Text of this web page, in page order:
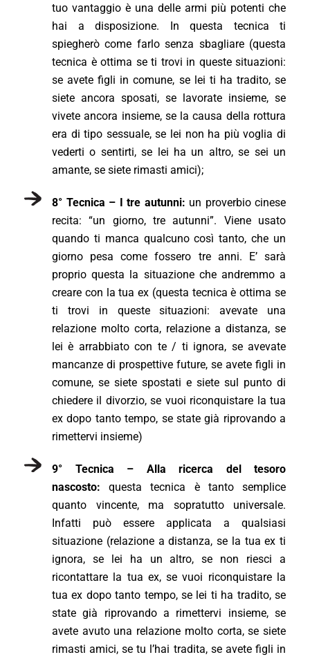
tuo vantaggio è una delle armi più potenti che
hai a disposizione. In questa tecnica ti
spiegherò come farlo senza sbagliare (questa
tecnica è ottima se ti trovi in queste situazioni:
se avete figli in comune, se lei ti ha tradito, se
siete ancora sposati, se lavorate insieme, se
vivete ancora insieme, se la causa della rottura
era di tipo sessuale, se lei non ha più voglia di
vederti o sentirti, se lei ha un altro, se sei un
amante, se siete rimasti amici);
8° Tecnica – I tre autunni: un proverbio cinese
recita: “un giorno, tre autunni”. Viene usato
quando ti manca qualcuno così tanto, che un
giorno pesa come fossero tre anni. E’ sarà
proprio questa la situazione che andremmo a
creare con la tua ex (questa tecnica è ottima se
ti trovi in queste situazioni: avevate una
relazione molto corta, relazione a distanza, se
lei è arrabbiato con te / ti ignora, se avevate
mancanze di prospettive future, se avete figli in
comune, se siete spostati e siete sul punto di
chiedere il divorzio, se vuoi riconquistare la tua
ex dopo tanto tempo, se state già riprovando a
rimettervi insieme)
9° Tecnica – Alla ricerca del tesoro
nascosto: questa tecnica è tanto semplice
quanto vincente, ma sopratutto universale.
Infatti può essere applicata a qualsiasi
situazione (relazione a distanza, se la tua ex ti
ignora, se lei ha un altro, se non riesci a
ricontattare la tua ex, se vuoi riconquistare la
tua ex dopo tanto tempo, se lei ti ha tradito, se
state già riprovando a rimettervi insieme, se
avete avuto una relazione molto corta, se siete
rimasti amici, se tu l’hai tradita, se avete figli in